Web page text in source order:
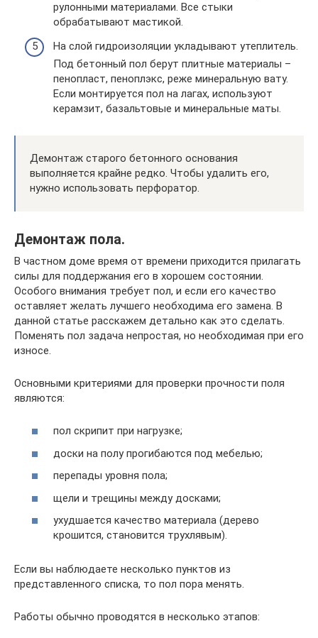
рулонными материалами. Все стыки
обрабатывают мастикой.
На слой гидроизоляции укладывают утеплитель.
Под бетонный пол берут плитные материалы –
пенопласт, пеноплэкс, реже минеральную вату.
Если монтируется пол на лагах, используют
керамзит, базальтовые и минеральные маты.
Демонтаж старого бетонного основания
выполняется крайне редко. Чтобы удалить его,
нужно использовать перфоратор.
Демонтаж пола.
В частном доме время от времени приходится прилагать
силы для поддержания его в хорошем состоянии.
Особого внимания требует пол, и если его качество
оставляет желать лучшего необходима его замена. В
данной статье расскажем детально как это сделать.
Поменять пол задача непростая, но необходимая при его
износе.
Основными критериями для проверки прочности поля
являются:
пол скрипит при нагрузке;
доски на полу прогибаются под мебелью;
перепады уровня пола;
щели и трещины между досками;
ухудшается качество материала (дерево
крошится, становится трухлявым).
Если вы наблюдаете несколько пунктов из
представленного списка, то пол пора менять.
Работы обычно проводятся в несколько этапов: